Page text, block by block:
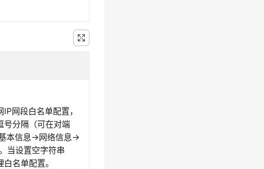
网段白名单配置，
号分隔（可在对端
本信息->网络信息->
当设置空字符串
名单配置。